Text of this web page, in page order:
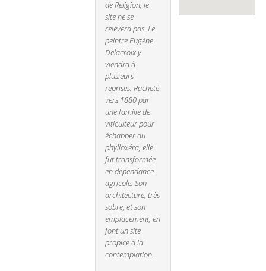
de Religion, le
site ne se
relèvera pas. Le
peintre Eugène
Delacroix y
viendra à
plusieurs
reprises. Racheté
vers 1880 par
une famille de
viticulteur pour
échapper au
phylloxéra, elle
fut transformée
en dépendance
agricole. Son
architecture, très
sobre, et son
emplacement, en
font un site
propice à la
contemplation…